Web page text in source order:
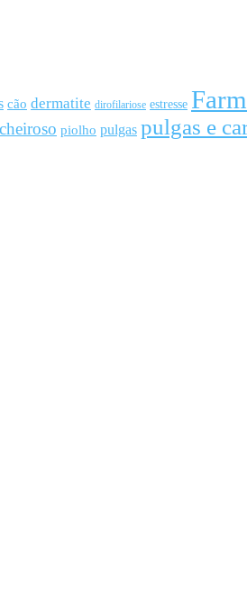
cão dermatite dirofilariose estresse
piolho pulgas pulgas e